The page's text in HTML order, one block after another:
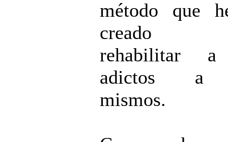
método que
creado
rehabilitar
adictos a
mismos.